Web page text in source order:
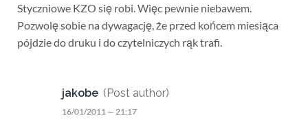
Styczniowe KZO się robi. Więc pewnie niebawem.
Pozwolę sobie na dywagację, że przed końcem miesiąca
pójdzie do druku i do czytelniczych rąk trafi.
jakobe (Post author)
16/01/2011 — 21:17